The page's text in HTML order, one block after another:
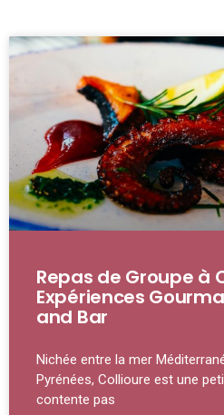
Repas de Groupe à
Expériences
and Bar
Nichée entre la mer
Pyrénées, Collioure est une
contente pas